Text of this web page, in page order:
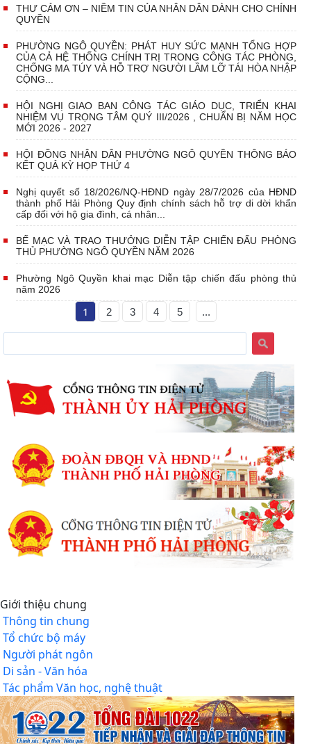
THƯ CẢM ƠN – NIỀM TIN CỦA NHÂN DÂN DÀNH CHO CHÍNH
QUYỀN
PHƯỜNG NGÔ QUYỀN: PHÁT HUY SỨC MẠNH TỔNG HỢP
CỦA CẢ HỆ THỐNG CHÍNH TRỊ TRONG CÔNG TÁC PHÒNG,
CHỐNG MA TÚY VÀ HỖ TRỢ NGƯỜI LẦM LỠ TÁI HÒA NHẬP
CỘNG...
HỘI NGHỊ GIAO BAN CÔNG TÁC GIÁO DỤC, TRIỂN KHAI
NHIỆM VỤ TRỌNG TÂM QUÝ III/2026 , CHUẨN BỊ NĂM HỌC
MỚI 2026 - 2027
HỘI ĐỒNG NHÂN DÂN PHƯỜNG NGÔ QUYỀN THÔNG BÁO
KẾT QUẢ KỲ HỌP THỨ 4
Nghị quyết số 18/2026/NQ-HĐND ngày 28/7/2026 của HĐND
thành phố Hải Phòng Quy định chính sách hỗ trợ di dời khẩn
cấp đối với hộ gia đình, cá nhân...
BẾ MẠC VÀ TRAO THƯỞNG DIỄN TẬP CHIẾN ĐẤU PHÒNG
THỦ PHƯỜNG NGÔ QUYỀN NĂM 2026
Phường Ngô Quyền khai mạc Diễn tập chiến đấu phòng thủ
năm 2026
1 2 3 4 5 ...
Giới thiệu chung
Thông tin chung
Tổ chức bộ máy
Người phát ngôn
Di sản - Văn hóa
Tác phẩm Văn học, nghệ thuật